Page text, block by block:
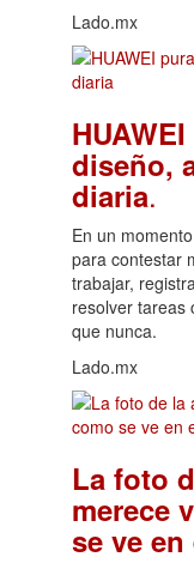
Lado.mx
diseño,
diaria.
En un
para contestar
trabajar,
resolver tareas
que nunca.
Lado.mx
La foto
merece
se ve